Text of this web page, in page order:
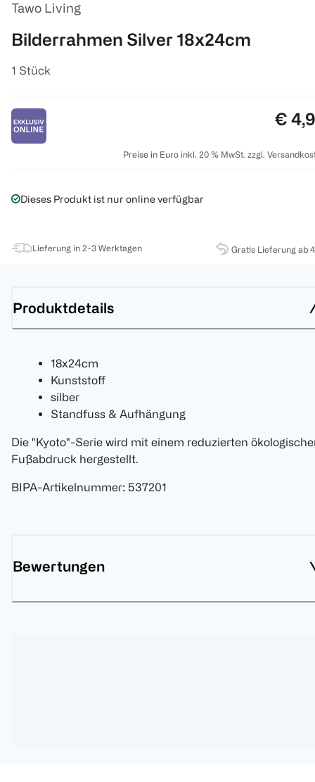
Tawo Living
Bilderrahmen Silver 18x24cm
1 Stück
€
Preise in Euro inkl. 20 % MwSt. zzgl.
Dieses Produkt ist nur online verfügbar
Lieferung in 2-3 Werktagen Gratis Lieferung ab
Produktdetails
18x24cm
Kunststoff
silber
Standfuss & Aufhängung
Die "Kyoto"-Serie wird mit einem reduzierten
Fußabdruck hergestellt.
BIPA-Artikelnummer: 537201
Bewertungen